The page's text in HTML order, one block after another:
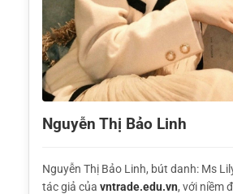
Nguyễn Thị Bảo Linh
Nguyễn Thị Bảo Linh, bút danh: Ms
tác giả của vntrade.edu.vn, với niềm